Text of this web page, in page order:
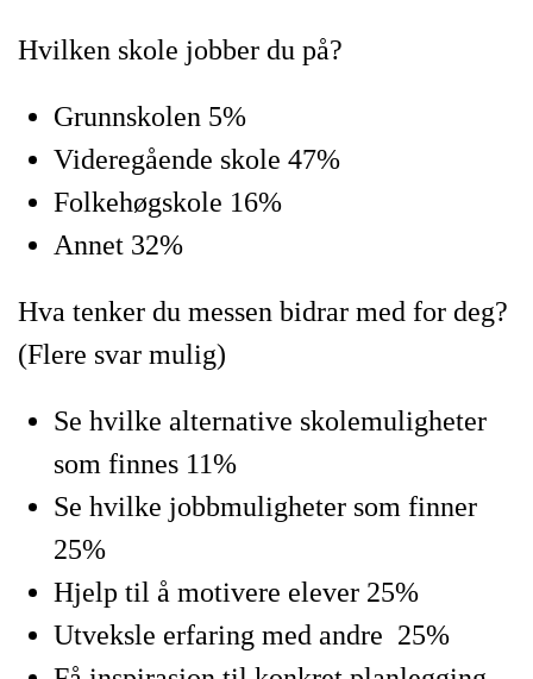
Hvilken skole jobber du på?
Grunnskolen 5%
Videregående skole 47%
Folkehøgskole 16%
Annet 32%
Hva tenker du messen bidrar med for deg?
(Flere svar mulig)
Se hvilke alternative skolemuligheter
som finnes 11%
Se hvilke jobbmuligheter som finner
25%
Hjelp til å motivere elever 25%
Utveksle erfaring med andre 25%